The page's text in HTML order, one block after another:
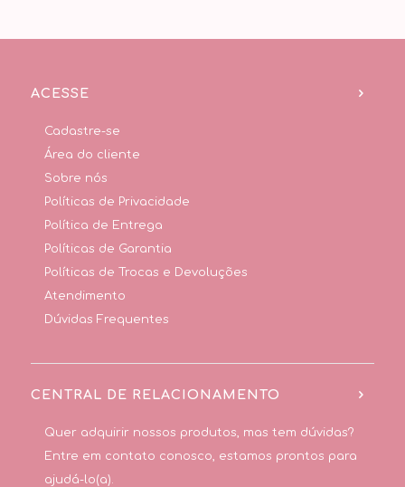
ACESSE
Cadastre-se
Área do cliente
Sobre nós
Políticas de Privacidade
Política de Entrega
Políticas de Garantia
Políticas de Trocas e Devoluções
Atendimento
Dúvidas Frequentes
CENTRAL DE RELACIONAMENTO
Quer adquirir nossos produtos, mas tem dúvidas?
Entre em contato conosco, estamos prontos para
ajudá-lo(a).